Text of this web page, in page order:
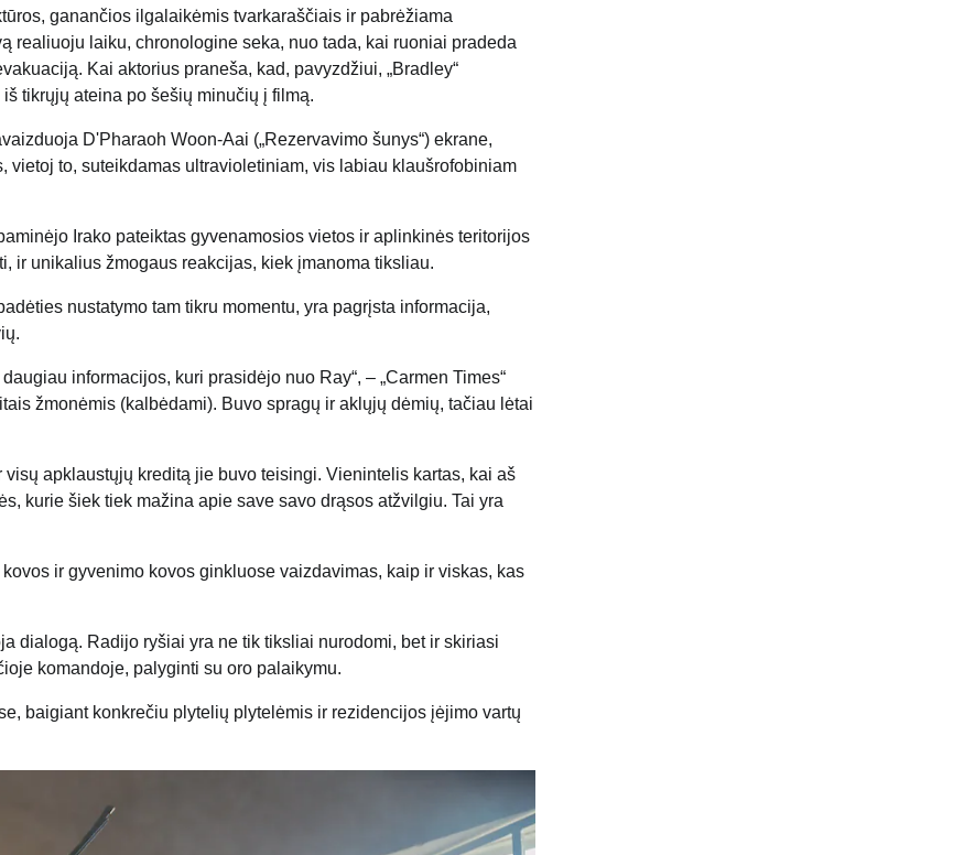
ganančios ilgalaikėmis tvarkaraščiais ir pabrėžiama
realiuoju laiku, chronologine seka, nuo tada, kai ruoniai pradeda
Kai aktorius praneša, kad, pavyzdžiui, „Bradley“
tikrųjų ateina po šešių minučių į filmą.
D'Pharaoh Woon-Aai („Rezervavimo šunys“) ekrane,
to, suteikdamas ultravioletiniam, vis labiau klaušrofobiniam
Irako pateiktas gyvenamosios vietos ir aplinkinės teritorijos
ir unikalius žmogaus reakcijas, kiek įmanoma tiksliau.
nustatymo tam tikru momentu, yra pagrįsta informacija,
informacijos, kuri prasidėjo nuo Ray“, – „Carmen Times“
žmonėmis (kalbėdami). Buvo spragų ir aklųjų dėmių, tačiau lėtai
apklaustųjų kreditą jie buvo teisingi. Vienintelis kartas, kai aš
kurie šiek tiek mažina apie save savo drąsos atžvilgiu. Tai yra
ir gyvenimo kovos ginkluose vaizdavimas, kaip ir viskas, kas
dialogą. Radijo ryšiai yra ne tik tiksliai nurodomi, bet ir skiriasi
komandoje, palyginti su oro palaikymu.
baigiant konkrečiu plytelių plytelėmis ir rezidencijos įėjimo vartų